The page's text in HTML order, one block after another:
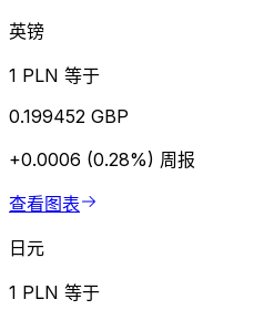
英镑
1 PLN 等于
0.199452 GBP
+0.0006 (0.28%) 周报
查看图表
日元
1 PLN 等于